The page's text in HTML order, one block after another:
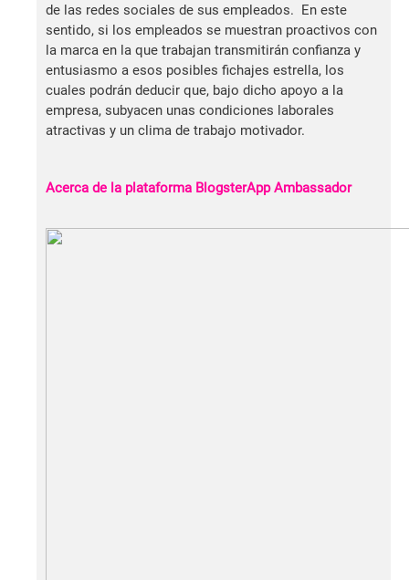
de las redes sociales de sus empleados. En este
sentido, si los empleados se muestran proactivos con
la marca en la que trabajan transmitirán confianza y
entusiasmo a esos posibles fichajes estrella, los
cuales podrán deducir que, bajo dicho apoyo a la
empresa, subyacen unas condiciones laborales
atractivas y un clima de trabajo motivador.
Acerca de la plataforma BlogsterApp Ambassador